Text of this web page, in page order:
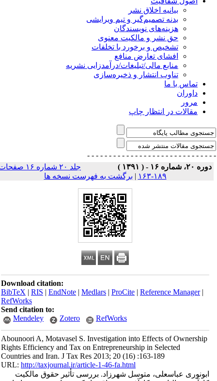
بیانیه اخلاق نشر
بدنه تصمیم‌گیر و تیم ویرایشی
هزینه‌های نویسندگان
حق نشر و مالکیت معنوی
تشخیص و برخورد با تخلفات
افشای تعارض منافع
منابع مالی/تبلیغات/درآمدزایی نشریه
تناوب انتشار و ذخیره‌سازی
تماس با ما
داوران
مرور
مقالات در انتظار چاپ
- - - - - - - - - - - - -
- - - - - - - - - - - - - - -
دوره ۲۰، شماره ۱۶ - ( ۱۳۹۱ )
جلد ۲۰ شماره ۱۶ صفحات
۱۸۹-۱۶۳
| برگشت به فهرست نسخه ها
Download citation:
BibTeX|RIS|EndNote|Medlars|ProCite|Reference Manager
RefWorks
Send citation to:
Mendeley
Zotero RefWorks
Abounoori A, Motavasel S. Investigation into Effects of Ownership
Rights Efficiency and Tax on Entrepreneurship in Selected
Countries and Iran. J Tax Res 2013; 20 (16) :163-189
URL:http://taxjournal.ir/article-1-46-fa.html
ابونوری عباسعلی، متوسل شهرزاد. بررسی تأثیر حقوق مالکیت